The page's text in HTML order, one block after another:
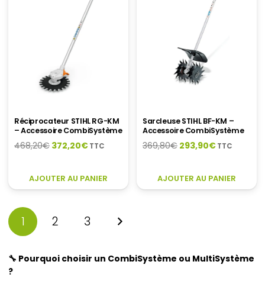
Réciprocateur STIHL RG-KM
– Accessoire CombiSystème
468,20€ Le
était :
372,20€Le
est :
TTC
AJOUTER AU PANIER
Sarcleuse STIHL BF-KM –
Accessoire CombiSystème
369,80€ Le
était :
293,90€Le
est :
TTC
AJOUTER AU PANIER
1 2 3
🔧 Pourquoi choisir un CombiSystème ou MultiSystème
?